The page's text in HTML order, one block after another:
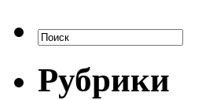
Рубрики